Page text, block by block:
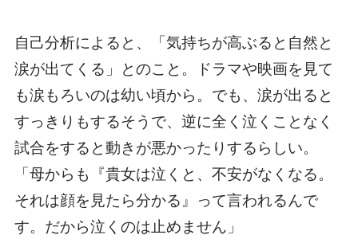
自己分析によると、「気持ちが高ぶると自然と
涙が出てくる」とのこと。ドラマや映画を見て
も涙もろいのは幼い頃から。でも、涙が出ると
すっきりもするそうで、逆に全く泣くことなく
試合をすると動きが悪かったりするらしい。
「母からも『貴女は泣くと、不安がなくなる。
それは顔を見たら分かる』って言われるんで
す。だから泣くのは止めません」